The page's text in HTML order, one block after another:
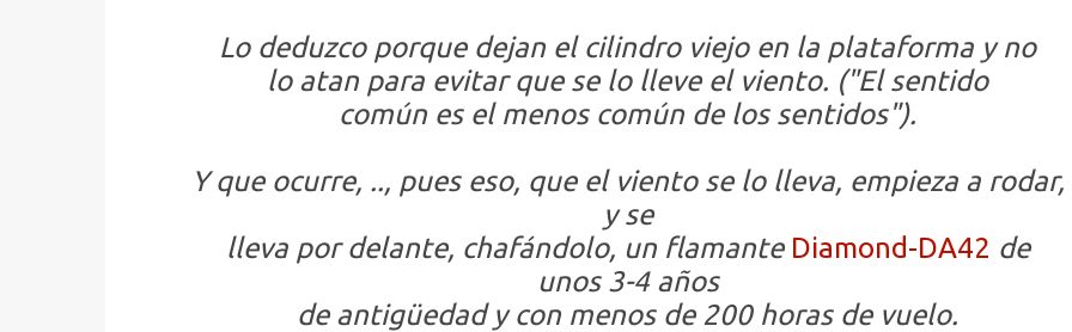
Lo deduzco porque dejan el cilindro viejo en la plataforma y no
lo atan para evitar que se lo lleve el viento. ("El sentido
común es el menos común de los sentidos").
Y que ocurre, .., pues eso, que el viento se lo lleva, empieza a rodar,
y se
lleva por delante, chafándolo, un flamante Diamond-DA42 de
unos 3-4 años
de antigüedad y con menos de 200 horas de vuelo.